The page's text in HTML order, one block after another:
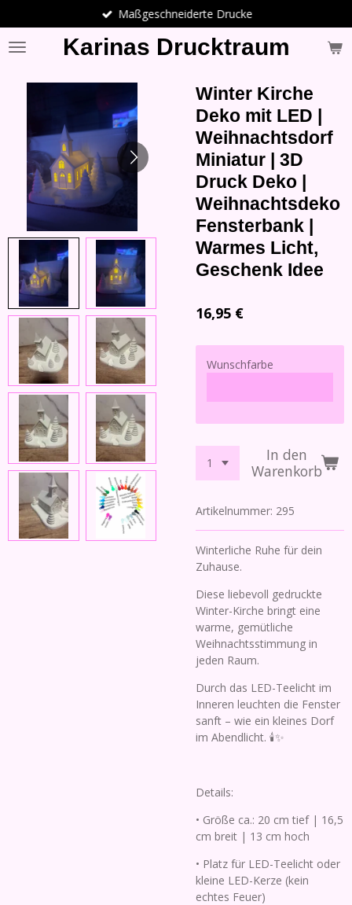
Hauptinhalt
springen
Karinas Drucktraum
Maßgeschneiderte Drucke
Winter Kirche
Deko mit LED |
Weihnachtsdorf
Miniatur | 3D
Druck Deko |
Weihnachtsdeko
Fensterbank |
Warmes Licht,
Geschenk Idee
16,95 €
Wunschfarbe
In den
Warenkorb
Artikelnummer: 295
Winterliche Ruhe für dein
Zuhause.
Diese liebevoll gedruckte
Winter-Kirche bringt eine
warme, gemütliche
Weihnachtsstimmung in
jeden Raum.
Durch das LED-Teelicht im
Inneren leuchten die Fenster
sanft – wie ein kleines Dorf
im Abendlicht. 🕯️✨
Details:
• Größe ca.: 20 cm tief | 16,5
cm breit | 13 cm hoch
• Platz für LED-Teelicht oder
kleine LED-Kerze (kein
echtes Feuer)